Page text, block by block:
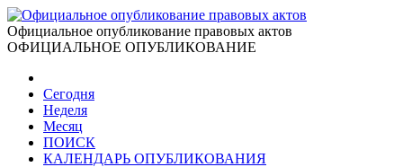
Официальное опубликование правовых актов
ОФИЦИАЛЬНОЕ ОПУБЛИКОВАНИЕ
Сегодня
Неделя
Месяц
ПОИСК
КАЛЕНДАРЬ ОПУБЛИКОВАНИЯ